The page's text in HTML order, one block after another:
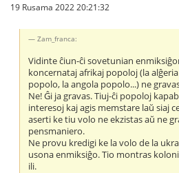
19 Rusama 2022 20:21:32
Zam_franca:
Vidinte ĉiun-ĉi sovetunian
koncernataj afrikaj popoloj (la
popolo, la angola popolo...) ne
Ne! Ĝi ja gravas. Tiuj-ĉi popoloj
interesoj kaj agis memstare laŭ siaj
aserti ke tiu volo ne ekzistas aŭ ne
pensmaniero.
Ne provu kredigi ke la volo de la
usona enmiksiĝo. Tio montras
ili.